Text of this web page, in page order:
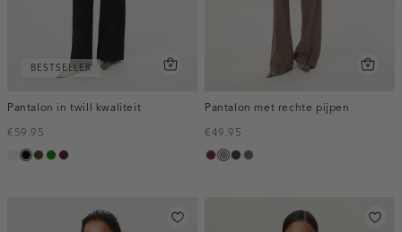
BESTSELLER
Pantalon in twill kwaliteit
€59.95
ecru
zwart
toffee
groenpruim,
Pantalon met rechte pijpen
€49.95
bordeaux,
taupe,
choco,
bruin